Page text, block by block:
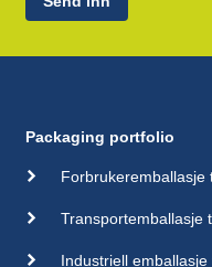
Packaging portfolio
Transportemballasje
Industriell